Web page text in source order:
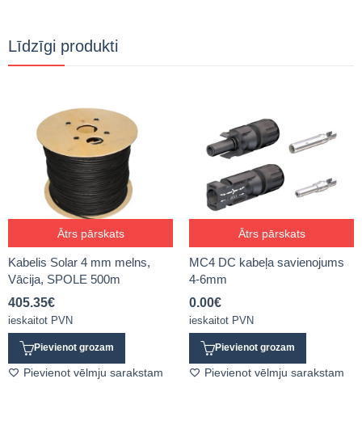
Līdzīgi produkti
Ātrs pārskats
Kabelis Solar 4 mm melns,
Vācija, SPOLE 500m
405.35€
ieskaitot PVN
Pievienot grozam
Pievienot vēlmju sarakstam
Ātrs pārskats
MC4 DC kabeļa savienojums
4-6mm
0.00€
ieskaitot PVN
Pievienot grozam
Pievienot vēlmju sarakstam